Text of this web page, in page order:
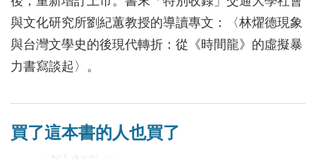
與文化研究所劉紀蕙教授的導讀專文：〈林燿德現象
與台灣文學史的後現代轉折：從《時間龍》的虛擬暴
力書寫談起〉。
買了這本書的人也買了